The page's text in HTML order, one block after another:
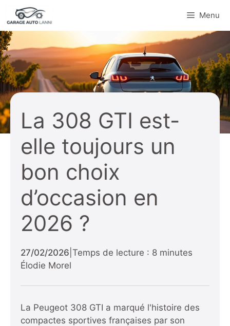
au
contenu
Menu
La 308 GTI est-
elle toujours un
bon choix
d’occasion en
2026 ?
27/02/2026 Temps de lecture : 8 minutes
Élodie Morel
La Peugeot 308 GTI a marqué l'histoire des
compactes sportives françaises par son